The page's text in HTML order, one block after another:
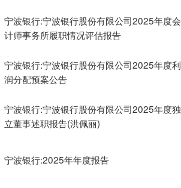
宁波银行:宁波银行股份有限公司2025年度会
计师事务所履职情况评估报告
宁波银行:宁波银行股份有限公司2025年度利
润分配预案公告
宁波银行:宁波银行股份有限公司2025年度独
立董事述职报告(洪佩丽)
宁波银行:2025年年度报告